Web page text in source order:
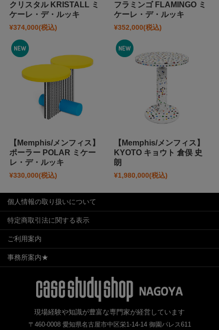
クリスタル KRISTALL ミ
ケーレ・デ・ルッキ
¥374,000(税込)
フラミンゴ FLAMINGO ミ
ケーレ・デ・ルッキ
¥352,000(税込)
【Memphis/メンフィス】
ポーラー POLAR ミケー
レ・デ・ルッキ
¥330,000(税込)
【Memphis/メンフィス】
KYOTO キョウト 倉俣 史
朗
¥1,980,000(税込)
個人情報の取り扱いについて
特定商取引法に関する表示
ご利用案内
事務所案内★
現場経験や知識が豊富な専門家が経営しています
〒460-0008 愛知県名古屋市中区栄1-14-14 御園パレス611